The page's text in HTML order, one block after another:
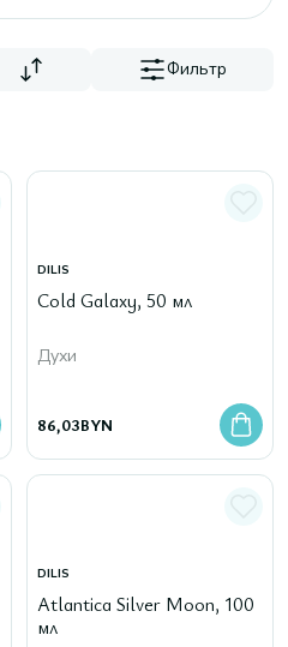
Фильтр
DILIS
Cold Galaxy, 50 мл
Духи
86,03BYN
DILIS
Atlantica Silver Moon, 100
мл